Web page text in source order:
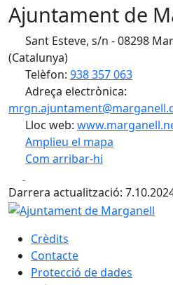
Ajuntament de
Sant Esteve, s/n - 08298
(Catalunya)
Telèfon: 938 357 063
Adreça electrònica:
Lloc web:
Amplieu el mapa
Com arribar-hi
+
−
Darrera actualització:
Ajuntament de Marganell
Crèdits
Contacte
Protecció de dades